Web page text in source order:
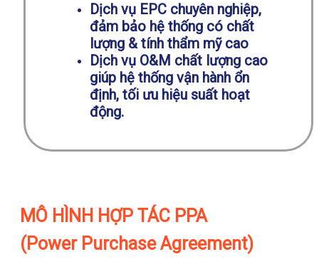
Dịch vụ EPC chuyên nghiệp,
đảm bảo hệ thống có chất
lượng & tính thẩm mỹ cao
Dịch vụ O&M chất lượng cao
giúp hệ thống vận hành ổn
định, tối ưu hiệu suất hoạt
động.
MÔ HÌNH HỢP TÁC PPA
(Power Purchase Agreement)